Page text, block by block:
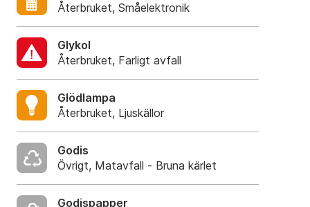
Återbruket, Småelektronik
Glykol
Återbruket, Farligt avfall
Glödlampa
Återbruket, Ljuskällor
Godis
Övrigt, Matavfall - Bruna kärlet
Godispapper